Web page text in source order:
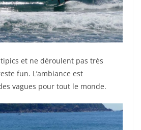
et ne déroulent pas très
fun. L’ambiance est
vagues pour tout le monde.